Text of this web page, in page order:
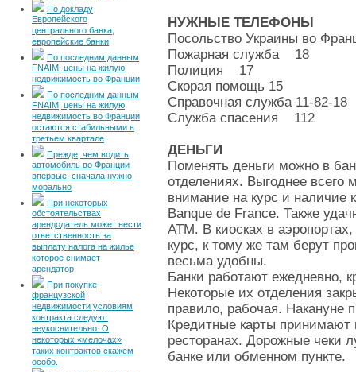
По докладу
Европейского
центрального банка,
европейские банки
По последним данным
FNAIM, цены на жилую
недвижимость во Франции
По последним данным
FNAIM, цены на жилую
недвижимость во Франции
остаются стабильными в
третьем квартале
Прежде, чем водить
автомобиль во Франции
впервые, сначала нужно
морально
При некоторых
обстоятельствах
арендодатель может нести
ответственность за
выплату налога на жилье
которое снимает
арендатор.
При покупке
французской
недвижимости условиям
контракта следуют
неукоснительно. О
некоторых «мелочах»
таких контрактов скажем
особо.
НУЖНЫЕ ТЕЛЕФОНЫ
Посольство Украины во
Пожарная служба 18
Полиция 17
Скорая помощь 15
Справочная служба 11-82-18
Служба спасения 112
ДЕНЬГИ
Поменять деньги можно в
отделениях. Выгоднее всего
внимание на курс и наличие
Banque de France. Также
ATM. В киосках в
курс, к тому же там берут
весьма удобны.
Банки работают ежедневно,
Некоторые их отделения
правило, рабочая. Накануне
Кредитные карты принимают
ресторанах. Дорожные чеки
банке или обменном пункте.